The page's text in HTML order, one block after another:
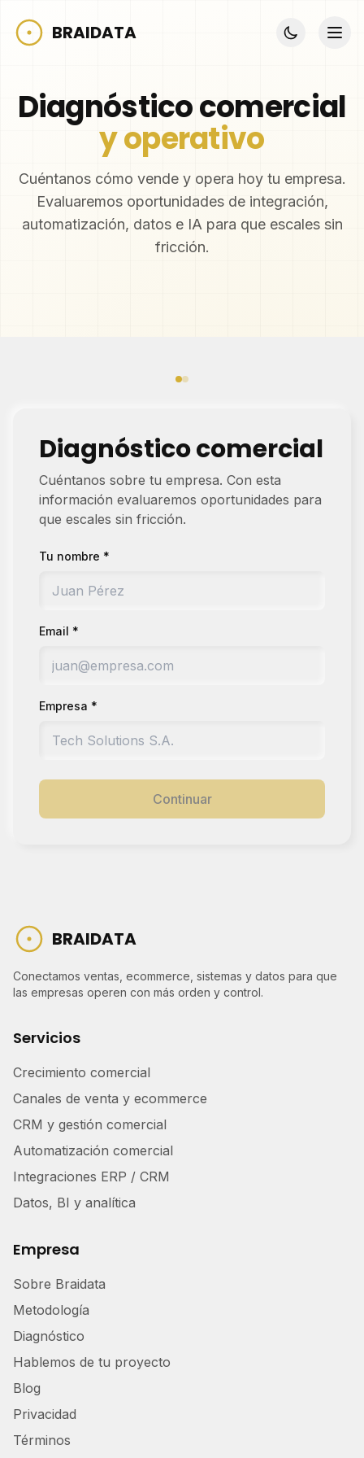
BRAIDATA
Diagnóstico comercial
y operativo
Cuéntanos cómo vende y opera hoy tu empresa.
Evaluaremos oportunidades de integración,
automatización, datos e IA para que escales sin
fricción.
Diagnóstico comercial
Cuéntanos sobre tu empresa. Con esta
información evaluaremos oportunidades para
que escales sin fricción.
Tu nombre *
Email *
Empresa *
Continuar
BRAIDATA
Conectamos ventas, ecommerce, sistemas y datos para que
las empresas operen con más orden y control.
Servicios
Crecimiento comercial
Canales de venta y ecommerce
CRM y gestión comercial
Automatización comercial
Integraciones ERP / CRM
Datos, BI y analítica
Empresa
Sobre Braidata
Metodología
Diagnóstico
Hablemos de tu proyecto
Blog
Privacidad
Términos